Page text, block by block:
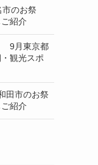
のお祭
紹介
9月東京都
観光スポ
田市のお祭
紹介